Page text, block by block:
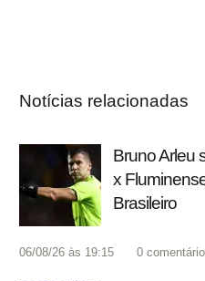
Notícias relacionadas
Bruno Arleu
x
Brasileiro
06/08/26 às 19:15 0